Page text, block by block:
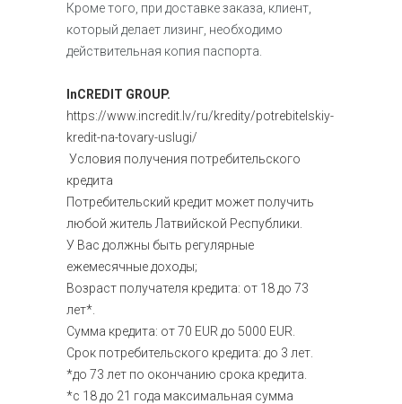
Кроме того, при доставке заказа, клиент,
который делает лизинг, необходимо
действительная копия паспорта.
InCREDIT GROUP.
https://www.incredit.lv/ru/kredity/potrebitelskiy-
kredit-na-tovary-uslugi/
Условия получения потребительского
кредита
Потребительский кредит может получить
любой житель Латвийской Республики.
У Вас должны быть регулярные
ежемесячные доходы;
Возраст получателя кредита: от 18 до 73
лет*.
Сумма кредита: от 70 EUR до 5000 EUR.
Срок потребительского кредита: до 3 лет.
*до 73 лет по окончанию срока кредита.
*с 18 до 21 года максимальная сумма